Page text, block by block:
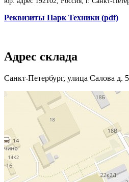
Реквизиты Парк Техники (pdf)
Адрес склада
Санкт-Петербург, улица Салова д.